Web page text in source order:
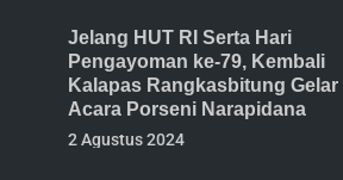
Jelang HUT RI Serta Hari
Pengayoman ke-79, Kembali
Kalapas Rangkasbitung Gelar
Acara Porseni Narapidana
2 Agustus 2024